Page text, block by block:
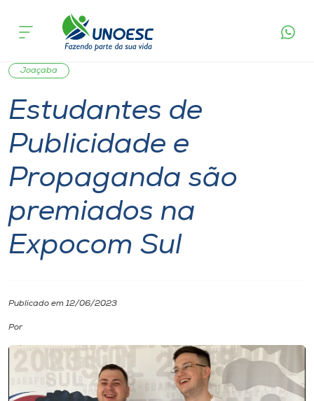
Cursos
Onde estamos
Pesquisa
Atendimento ao Estudante
Portal de Ensino
A
Unoesc
Internacionalização
I.nova
Diplomados
acontece
Joaçaba
Estudantes de
Publicidade e
Propaganda são
premiados na
Expocom Sul
Publicado em 12/06/2023
Por